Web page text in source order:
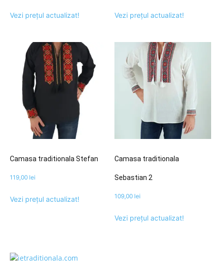
Vezi prețul actualizat! Vezi prețul actualizat!
Camasa traditionala Stefan
119,00 lei
Vezi prețul actualizat!
Camasa traditionala
Sebastian 2
109,00 lei
Vezi prețul actualizat!